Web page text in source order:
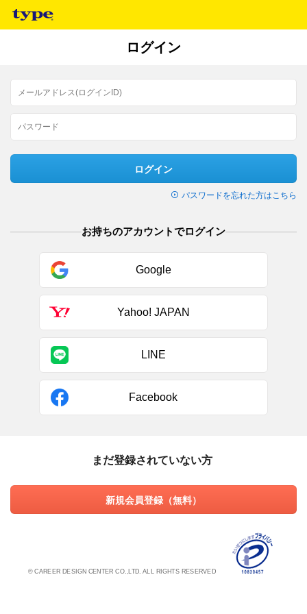
ログイン
ログイン
パスワードを忘れた方はこちら
お持ちのアカウントでログイン
Google
Yahoo! JAPAN
LINE
Facebook
まだ登録されていない方
新規会員登録（無料）
© CAREER DESIGN CENTER CO.,LTD. ALL RIGHTS RESERVED